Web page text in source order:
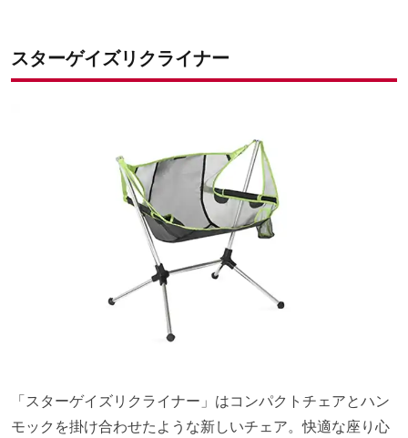
スターゲイズリクライナー
「スターゲイズリクライナー」はコンパクトチェアとハン
モックを掛け合わせたような新しいチェア。快適な座り心